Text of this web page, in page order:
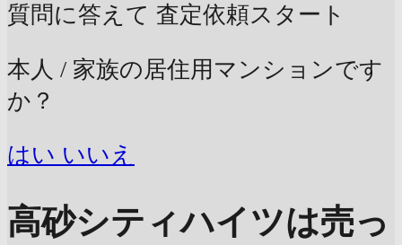
質問に答えて 査定依頼スタート
本人 / 家族の居住用マンションです
か？
はい いいえ
高砂シティハイツは売っ